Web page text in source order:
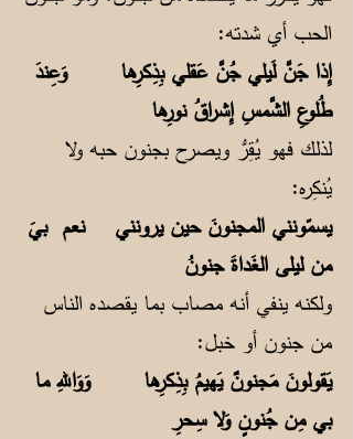
الحب أي شدته:
إِذا جَنَّ لَيلي جُنَّ عَقلي بِذِكرِها وَعِندَ
طُلوعِ الشَّمسِ إِشراقُ نورِها
لذلك فهو يُقِرُّ ويصرح بجنون حبه ولا
يُنكِره:
يسمّونني المجنونَ حين يرونني نعم بيَ
من ليلى الغَداةَ جنونُ
ولكنه ينفي أنه مصاب بما يقصده الناس
من جنون أو خبل:
يَقولونَ مَجنونٌ يَهيمُ بِذِكرِها وَوَاللهِ ما
بي مِن جُنونٍ وَلا سِحرِ